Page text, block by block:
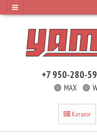
+7 950-280-
🟢 MAX 🟢
Каталог